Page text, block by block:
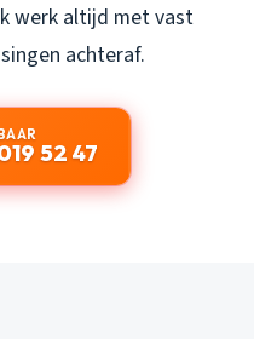
werk altijd met vast
achteraf.
52 47